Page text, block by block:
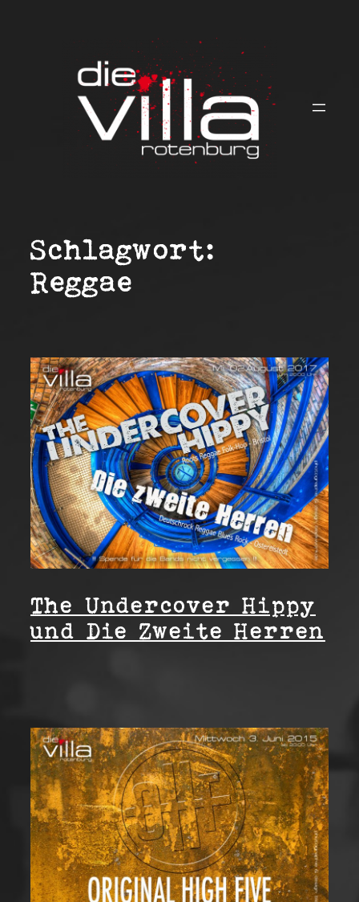
Schlagwort:
Reggae
The Undercover Hippy
und Die Zweite Herren